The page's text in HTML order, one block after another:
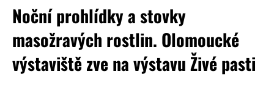
Noční prohlídky a stovky
masožravých rostlin. Olomoucké
výstaviště zve na výstavu Živé pasti